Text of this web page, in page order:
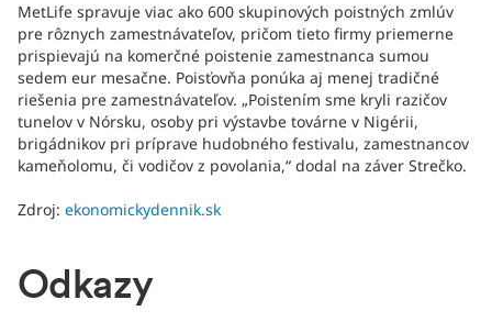
MetLife spravuje viac ako 600 skupinových poistných zmlúv
pre rôznych zamestnávateľov, pričom tieto firmy priemerne
prispievajú na komerčné poistenie zamestnanca sumou
sedem eur mesačne. Poisťovňa ponúka aj menej tradičné
riešenia pre zamestnávateľov. „Poistením sme kryli razičov
tunelov v Nórsku, osoby pri výstavbe továrne v Nigérii,
brigádnikov pri príprave hudobného festivalu, zamestnancov
kameňolomu, či vodičov z povolania,“ dodal na záver Strečko.
Zdroj: ekonomickydennik.sk
Odkazy